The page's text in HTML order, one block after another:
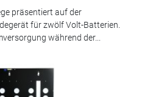
präsentiert auf der
für zwölf Volt-Batterien.
während der...